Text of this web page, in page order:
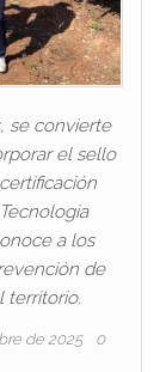
se convierte
el sello
a los
de
territorio.
de 2025 0